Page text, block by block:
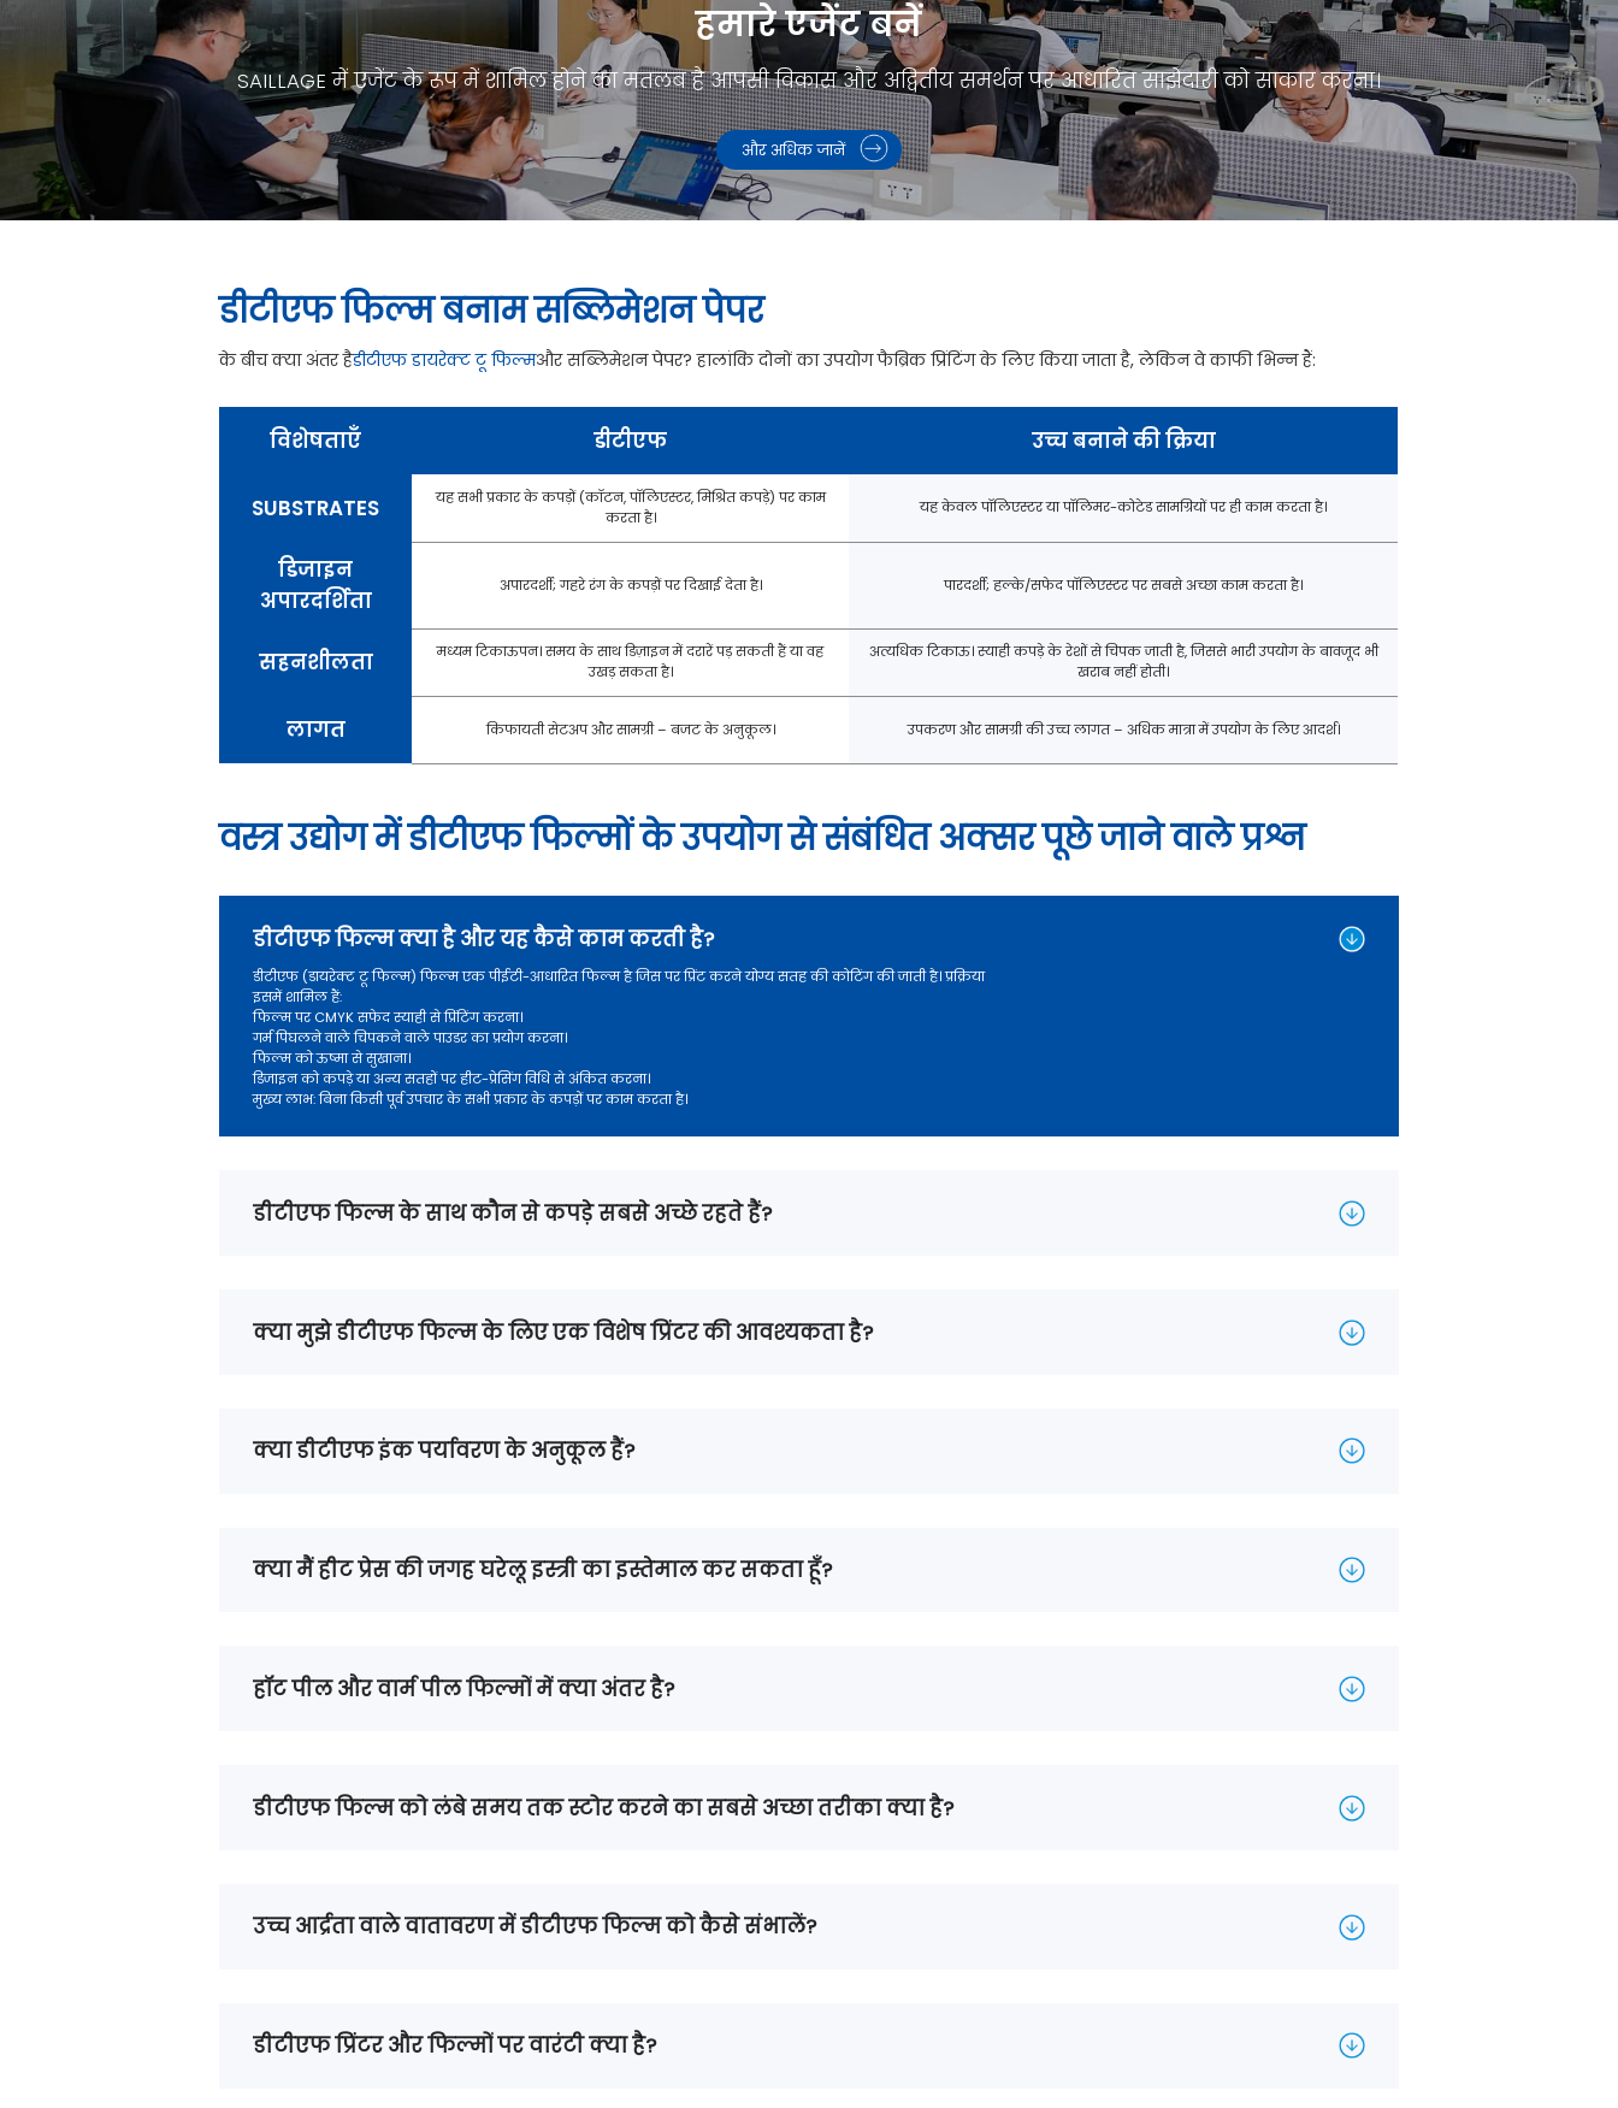
हमारे एजेंट बनें
SAILLAGE में एजेंट के रूप में शामिल होने का मतलब है आपसी विकास और अद्वितीय समर्थन पर आधारित साझेदारी को साकार करना।
और अधिक जानें
डीटीएफ फिल्म बनाम सब्लिमेशन पेपर
के बीच क्या अंतर हैडीटीएफ डायरेक्ट टू फिल्मऔर सब्लिमेशन पेपर? हालांकि दोनों का उपयोग फैब्रिक प्रिंटिंग के लिए किया जाता है, लेकिन वे काफी भिन्न हैं:
विशेषताएँ डीटीएफ उच्च बनाने की क्रिया
SUBSTRATES
यह सभी प्रकार के कपड़ों (कॉटन, पॉलिएस्टर, मिश्रित कपड़े) पर काम
करता है।
यह केवल पॉलिएस्टर या पॉलिमर-कोटेड सामग्रियों पर ही काम करता है।
डिजाइन
अपारदर्शिता
अपारदर्शी; गहरे रंग के कपड़ों पर दिखाई देता है। पारदर्शी; हल्के/सफेद पॉलिएस्टर पर सबसे अच्छा काम करता है।
सहनशीलता
मध्यम टिकाऊपन। समय के साथ डिज़ाइन में दरारें पड़ सकती हैं या वह
उखड़ सकता है।
अत्यधिक टिकाऊ। स्याही कपड़े के रेशों से चिपक जाती है, जिससे भारी उपयोग के बावजूद भी
खराब नहीं होती।
लागत किफायती सेटअप और सामग्री – बजट के अनुकूल। उपकरण और सामग्री की उच्च लागत – अधिक मात्रा में उपयोग के लिए आदर्श।
वस्त्र उद्योग में डीटीएफ फिल्मों के उपयोग से संबंधित अक्सर पूछे जाने वाले प्रश्न
डीटीएफ फिल्म क्या है और यह कैसे काम करती है?
डीटीएफ (डायरेक्ट टू फिल्म) फिल्म एक पीईटी-आधारित फिल्म है जिस पर प्रिंट करने योग्य सतह की कोटिंग की जाती है। प्रक्रिया
इसमें शामिल हैं:
फिल्म पर CMYK सफेद स्याही से प्रिंटिंग करना।
गर्म पिघलने वाले चिपकने वाले पाउडर का प्रयोग करना।
फिल्म को ऊष्मा से सुखाना।
डिजाइन को कपड़े या अन्य सतहों पर हीट-प्रेसिंग विधि से अंकित करना।
मुख्य लाभ: बिना किसी पूर्व उपचार के सभी प्रकार के कपड़ों पर काम करता है।
डीटीएफ फिल्म के साथ कौन से कपड़े सबसे अच्छे रहते हैं?
क्या मुझे डीटीएफ फिल्म के लिए एक विशेष प्रिंटर की आवश्यकता है?
क्या डीटीएफ इंक पर्यावरण के अनुकूल हैं?
क्या मैं हीट प्रेस की जगह घरेलू इस्त्री का इस्तेमाल कर सकता हूँ?
हॉट पील और वार्म पील फिल्मों में क्या अंतर है?
डीटीएफ फिल्म को लंबे समय तक स्टोर करने का सबसे अच्छा तरीका क्या है?
उच्च आर्द्रता वाले वातावरण में डीटीएफ फिल्म को कैसे संभालें?
डीटीएफ प्रिंटर और फिल्मों पर वारंटी क्या है?